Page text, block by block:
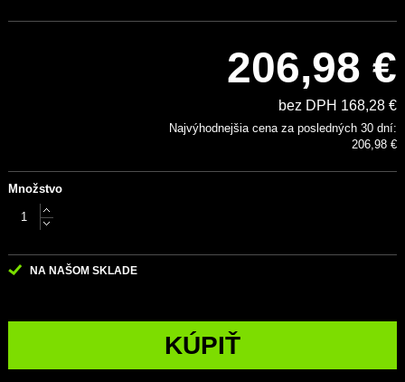
206,98 €
bez DPH 168,28 €
Najvýhodnejšia cena za posledných 30 dní:
206,98 €
Množstvo
NA NAŠOM SKLADE
KÚPIŤ